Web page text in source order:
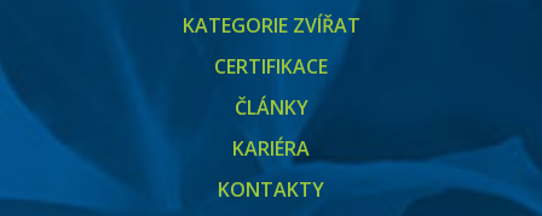
KATEGORIE ZVÍŘAT
CERTIFIKACE
ČLÁNKY
KARIÉRA
KONTAKTY